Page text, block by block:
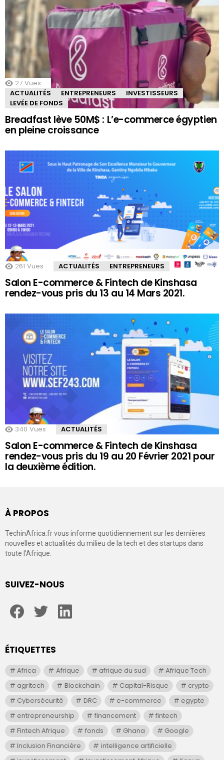
27 Vues
ACTUALITÉS
ENTREPRENEURS
INVESTISSEURS
LEVÉE DE FONDS
Breadfast lève 50M$ : L’e-commerce égyptien
en pleine croissance
261 Vues ACTUALITÉS ENTREPRENEURS
Salon E-commerce & Fintech de Kinshasa
rendez-vous pris du 13 au 14 Mars 2021.
340 Vues ACTUALITÉS
Salon E-commerce & Fintech de Kinshasa
rendez-vous pris du 19 au 20 Février 2021 pour
la deuxième édition.
À PROPOS
TechinAfrica.fr vous informe quotidiennement sur les dernières
nouvelles et actualités du milieu de la tech et des startups dans
toute l’Afrique.
SUIVEZ-NOUS
ÉTIQUETTES
Africa Afrique afrique du sud
Afrique Tech
agritech
Blockchain Capital-Risque
crypto
Cybersécurité
DRC e-commerce
egypte
entrepreneurship
financement
fintech
Fintech Afrique
fonds Ghana
Google
Inclusion Financière
intelligence artificielle